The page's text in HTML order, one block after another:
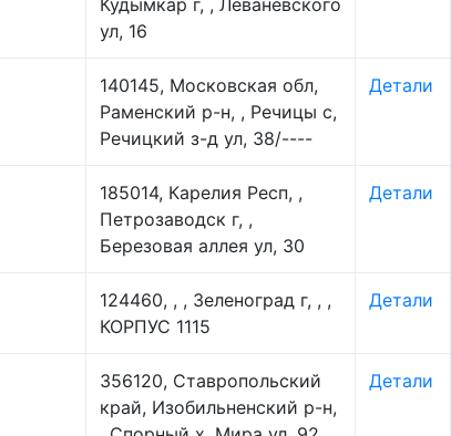
Кудымкар г, , Леваневского
ул, 16
140145, Московская обл,
Раменский р-н, , Речицы с,
Речицкий з-д ул, 38/----
Детали
185014, Карелия Респ, ,
Петрозаводск г, ,
Березовая аллея ул, 30
Детали
124460, , , Зеленоград г, , ,
КОРПУС 1115
Детали
356120, Ставропольский
край, Изобильненский р-н,
Детали